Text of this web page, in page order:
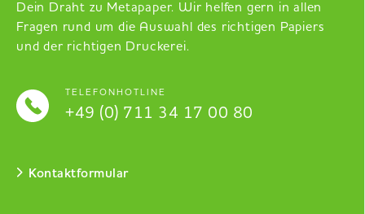
Dein Draht zu Metapaper. Wir helfen gern in allen
Fragen rund um die Auswahl des richtigen Papiers
und der richtigen Druckerei.
TELEFONHOTLINE
+49 (0) 711 34 17 00 80
Kontaktformular